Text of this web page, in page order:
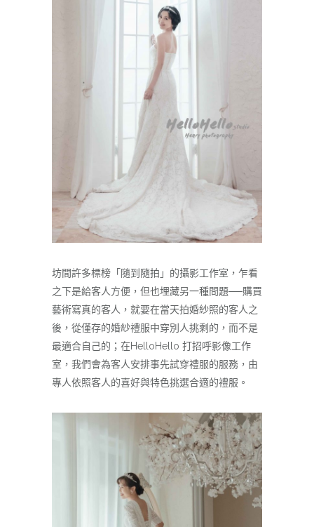
坊間許多標榜「隨到隨拍」的攝影工作室，乍看
之下是給客人方便，但也埋藏另一種問題──購買
藝術寫真的客人，就要在當天拍婚紗照的客人之
後，從僅存的婚紗禮服中穿別人挑剩的，而不是
最適合自己的；在HelloHello 打招呼影像工作
室，我們會為客人安排事先試穿禮服的服務，由
專人依照客人的喜好與特色挑選合適的禮服。